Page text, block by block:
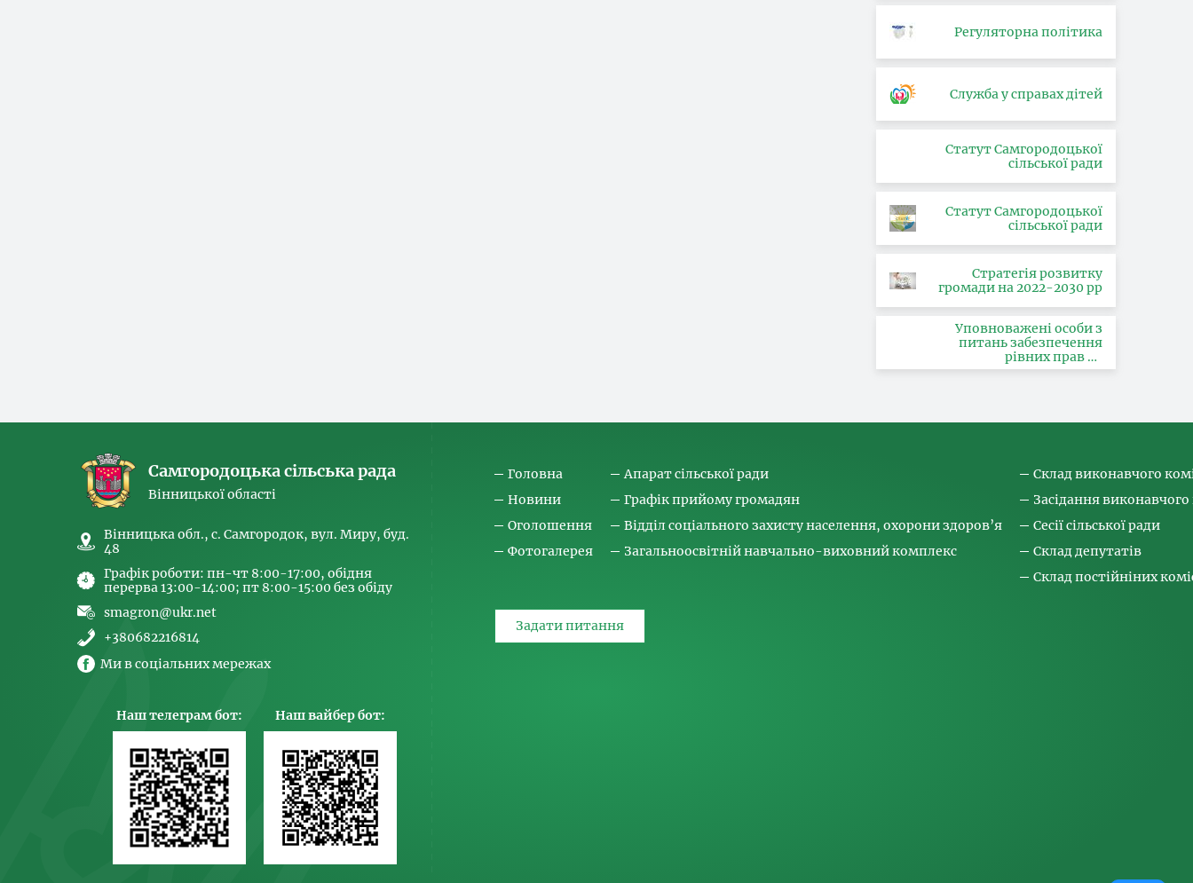
Регуляторна політика
Служба у справах дітей
Статут Самгородоцької
сільської ради
Статут Самгородоцької
сільської ради
Стратегія розвитку
громади на 2022-2030 рр
Уповноважені особи з
питань забезпечення
рівних прав та
можливостей жінок і
здійснення заходів,
людьми та координатора
Самгородоцька сільська рада
Вінницької області
Вінницька обл., с. Самгородок, вул. Миру, буд.
48
Графік роботи: пн-чт 8:00-17:00, обідня
перерва 13:00-14:00; пт 8:00-15:00 без обіду
smagron@ukr.net
+380682216814
Ми в соціальних мережах
Наш телеграм бот: Наш вайбер бот:
Головна
Новини
Оголошення
Фотогалерея
Апарат сільської ради
Графік прийому громадян
Відділ соціального захисту населення, охорони здоров’я
Загальноосвітній навчально-виховний комплекс
Склад виконавчого
Засідання
Сесії сільської ради
Склад депутатів
Склад постійніних
Задати питання